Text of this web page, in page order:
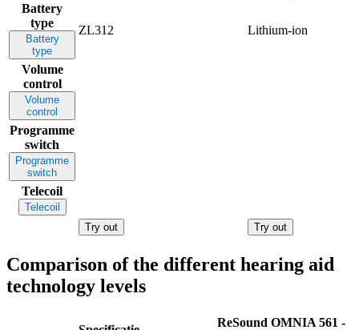
Battery
type
Battery
type
ZL312 Lithium-ion
Volume
control
Volume
control
Programme
switch
Programme
switch
Telecoil
Telecoil
Try out
Try out
Comparison of the different hearing aid
technology levels
ReSound OMNIA 561 -